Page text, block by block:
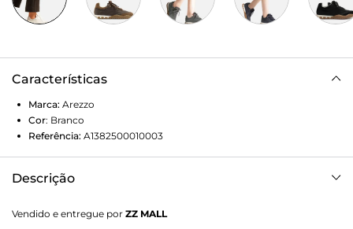
Características
Marca: Arezzo
Cor: Branco
Referência: A1382500010003
Descrição
tem sola baixa, esportiva, emborrachada e bege, com
Vendido e entregue por ZZ MALL